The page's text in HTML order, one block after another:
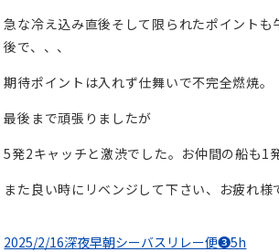
急な冷え込み直後そして限られたポイントも
後で、、、
期待ポイントは入れず仕舞いで不完全燃焼。
最後まで頑張りましたが
5発2キャッチと激渋でした。お仲間の船も1
また良い時にリベンジして下さい、お疲れ様
2025/2/16深夜早朝シーバスリレー便❸5h